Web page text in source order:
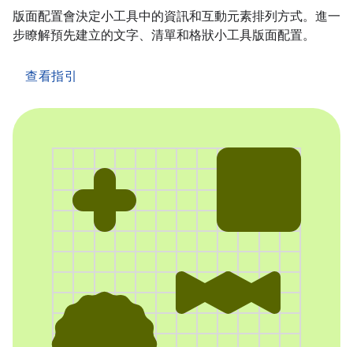
版面配置會決定小工具中的資訊和互動元素排列方式。進一
步瞭解預先建立的文字、清單和格狀小工具版面配置。
查看指引